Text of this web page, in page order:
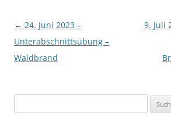
Beitragsnavigation
← 24. Juni 2023 –
Unterabschnittsübung –
Waldbrand
9. Juli
nach: